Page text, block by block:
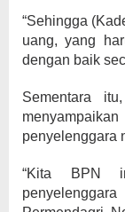
“Sehingga
uang, yang
dengan baik
Sementara
penyelenggara
“Kita BPN